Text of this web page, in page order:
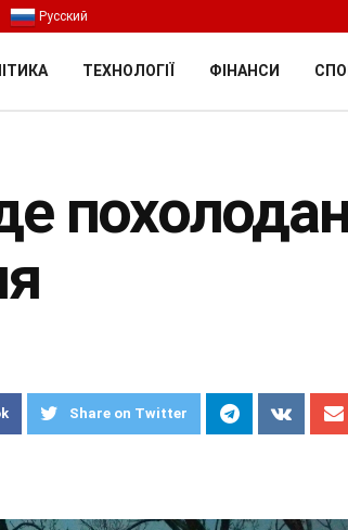
Русский
ТЕХНОЛОГІЇ ФІНАНСИ
Share on Twitter